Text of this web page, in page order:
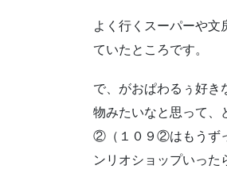
よく行くスーパーや文
ていたところです。
で、がおぱわるぅ好き
物みたいなと思って、
②（１０９②はもうず
ンリオショップいった